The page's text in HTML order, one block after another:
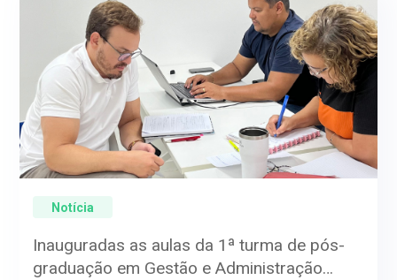
Notícia
Inauguradas as aulas da 1ª turma de pós-
graduação em Gestão e Administração